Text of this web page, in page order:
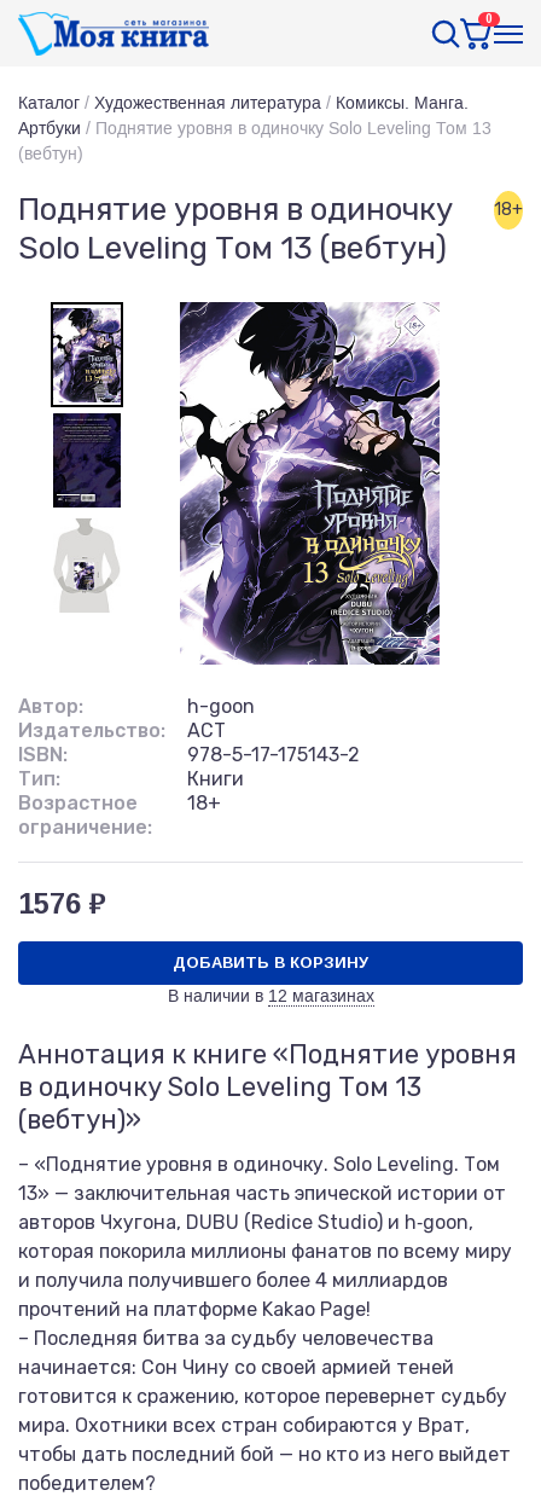
0
Каталог / Художественная литература / Комиксы. Манга.
Артбуки / Поднятие уровня в одиночку Solo Leveling Том 13
(вебтун)
Поднятие уровня в одиночку
Solo Leveling Том 13 (вебтун)
18+
Автор:
h-goon
Издательство:
АСТ
ISBN:
978-5-17-175143-2
Тип:
Книги
Возрастное
ограничение:
18+
1576 ₽
ДОБАВИТЬ В КОРЗИНУ
В наличии в 12 магазинах
Аннотация к книге «Поднятие уровня
в одиночку Solo Leveling Том 13
(вебтун)»
– «Поднятие уровня в одиночку. Solo Leveling. Том
13» — заключительная часть эпической истории от
авторов Чхугона, DUBU (Redice Studio) и h‑goon,
которая покорила миллионы фанатов по всему миру
и получила получившего более 4 миллиардов
прочтений на платформе Kakao Page!
– Последняя битва за судьбу человечества
начинается: Сон Чину со своей армией теней
готовится к сражению, которое перевернет судьбу
мира. Охотники всех стран собираются у Врат,
чтобы дать последний бой — но кто из него выйдет
победителем?